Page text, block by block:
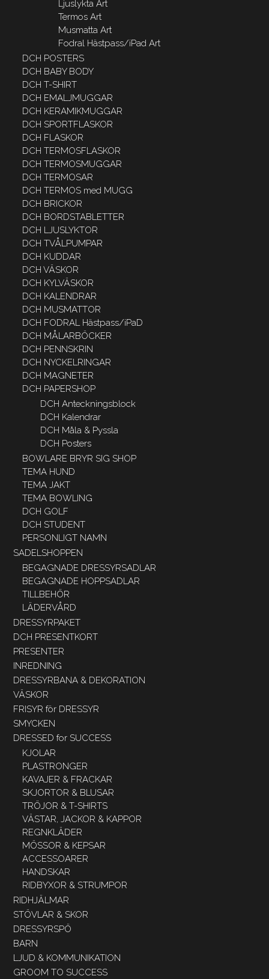
Ljuslykta Art
Termos Art
Musmatta Art
Fodral Hästpass/iPad Art
DCH POSTERS
DCH BABY BODY
DCH T-SHIRT
DCH EMALJMUGGAR
DCH KERAMIKMUGGAR
DCH SPORTFLASKOR
DCH FLASKOR
DCH TERMOSFLASKOR
DCH TERMOSMUGGAR
DCH TERMOSAR
DCH TERMOS med MUGG
DCH BRICKOR
DCH BORDSTABLETTER
DCH LJUSLYKTOR
DCH TVÅLPUMPAR
DCH KUDDAR
DCH VÄSKOR
DCH KYLVÄSKOR
DCH KALENDRAR
DCH MUSMATTOR
DCH FODRAL Hästpass/iPaD
DCH MÅLARBÖCKER
DCH PENNSKRIN
DCH NYCKELRINGAR
DCH MAGNETER
DCH PAPERSHOP
DCH Anteckningsblock
DCH Kalendrar
DCH Måla & Pyssla
DCH Posters
BOWLARE BRYR SIG SHOP
TEMA HUND
TEMA JAKT
TEMA BOWLING
DCH GOLF
DCH STUDENT
PERSONLIGT NAMN
SADELSHOPPEN
BEGAGNADE DRESSYRSADLAR
BEGAGNADE HOPPSADLAR
TILLBEHÖR
LÄDERVÅRD
DRESSYRPAKET
DCH PRESENTKORT
PRESENTER
INREDNING
DRESSYRBANA & DEKORATION
VÄSKOR
FRISYR för DRESSYR
SMYCKEN
DRESSED for SUCCESS
KJOLAR
PLASTRONGER
KAVAJER & FRACKAR
SKJORTOR & BLUSAR
TRÖJOR & T-SHIRTS
VÄSTAR, JACKOR & KAPPOR
REGNKLÄDER
MÖSSOR & KEPSAR
ACCESSOARER
HANDSKAR
RIDBYXOR & STRUMPOR
RIDHJÄLMAR
STÖVLAR & SKOR
DRESSYRSPÖ
BARN
LJUD & KOMMUNIKATION
GROOM TO SUCCESS